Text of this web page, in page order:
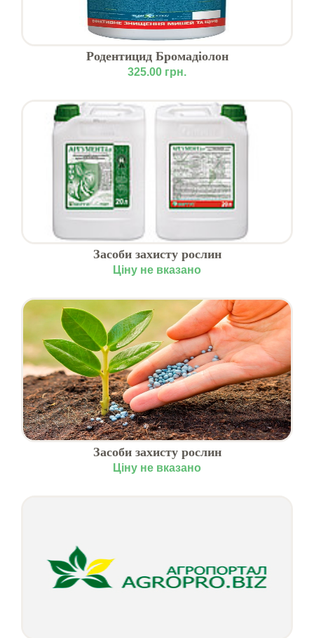
Родентицид Бромадіолон
325.00 грн.
Засоби захисту рослин
Ціну не вказано
Засоби захисту рослин
Ціну не вказано